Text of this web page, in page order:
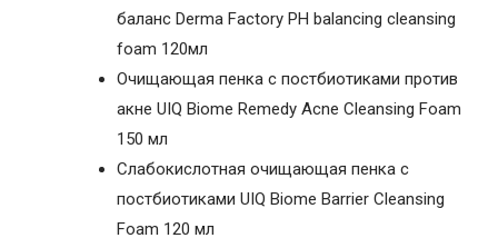
баланс Derma Factory PH balancing cleansing
foam 120мл
Очищающая пенка с постбиотиками против
акне UIQ Biome Remedy Acne Cleansing Foam
150 мл
Слабокислотная очищающая пенка с
постбиотиками UIQ Biome Barrier Cleansing
Foam 120 мл